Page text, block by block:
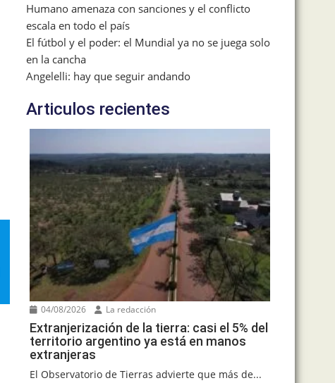
Humano amenaza con sanciones y el conflicto
escala en todo el país
El fútbol y el poder: el Mundial ya no se juega solo
en la cancha
Angelelli: hay que seguir andando
Articulos recientes
04/08/2026 La redacción
Extranjerización de la tierra: casi el 5% del
territorio argentino ya está en manos
extranjeras
El Observatorio de Tierras advierte que más de...